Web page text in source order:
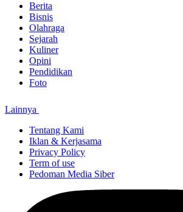
Berita
Bisnis
Olahraga
Sejarah
Kuliner
Opini
Pendidikan
Foto
Lainnya
Tentang Kami
Iklan & Kerjasama
Privacy Policy
Term of use
Pedoman Media Siber